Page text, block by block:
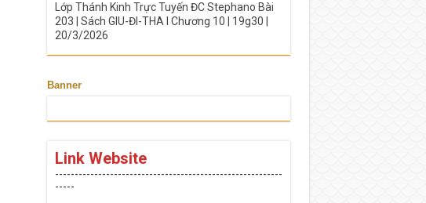
Lớp Thánh Kinh Trực Tuyến ĐC Stephano Bài
203 | Sách GIU-ĐI-THA I Chương 10 | 19g30 |
20/3/2026
Banner
Link Website
----------------------------------------------------------
-----